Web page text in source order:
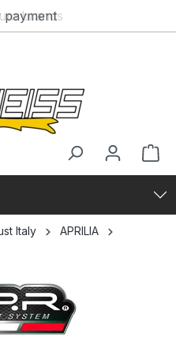
brands
Italy
APRILIA